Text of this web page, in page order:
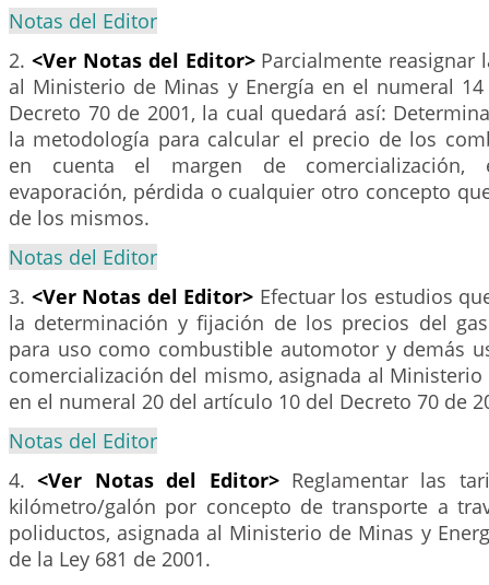
Notas del Editor
2. <Ver Notas del Editor>Parcialmente reasignar
al Ministerio de Minas y Energía en el numeral
Decreto 70 de 2001, la cual quedará así:
la metodología para calcular el precio de los
en cuenta el margen de comercialización,
evaporación, pérdida o cualquier otro concepto
de los mismos.
Notas del Editor
3. <Ver Notas del Editor> Efectuar los estudios
la determinación y fijación de los precios del
para uso como combustible automotor y demás
comercialización del mismo, asignada al Ministerio
en el numeral 20 del artículo 10 del Decreto 70 de
Notas del Editor
4.<Ver Notas del Editor>Reglamentar las
kilómetro/galón por concepto de transporte a
poliductos, asignada al Ministerio de Minas y
de la Ley 681 de 2001.